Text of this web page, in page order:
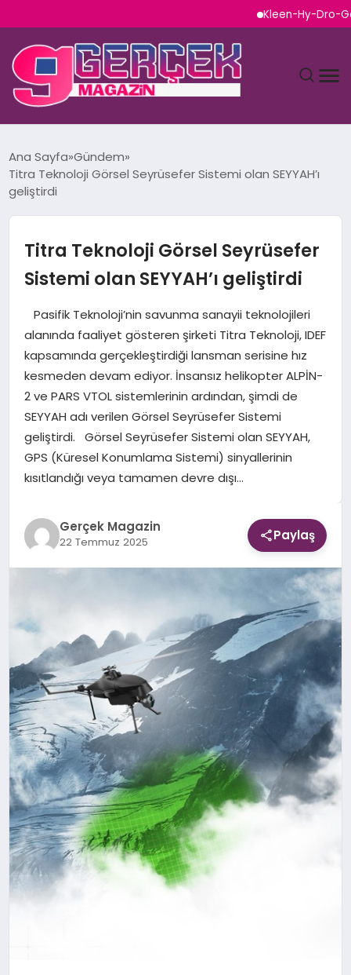
Kleen-Hy-Dro-Gen Inc.,
YAŞAM
SAĞLIK
SIYASET
EKONOMI
DÜNYA
Ana Sayfa Gündem
Titra Teknoloji Görsel Seyrüsefer Sistemi olan SEYYAH’ı
geliştirdi
Titra Teknoloji Görsel Seyrüsefer
Sistemi olan SEYYAH’ı geliştirdi
​​​​​ Pasifik Teknoloji’nin savunma sanayii teknolojileri
alanında faaliyet gösteren şirketi Titra Teknoloji, IDEF
kapsamında gerçekleştirdiği lansman serisine hız
kesmeden devam ediyor. İnsansız helikopter ALPİN-
2 ve PARS VTOL sistemlerinin ardından, şimdi de
SEYYAH adı verilen Görsel Seyrüsefer Sistemi
geliştirdi. Görsel Seyrüsefer Sistemi olan SEYYAH,
GPS (Küresel Konumlama Sistemi) sinyallerinin
kısıtlandığı veya tamamen devre dışı…
Gerçek Magazin
22 Temmuz 2025 Paylaş